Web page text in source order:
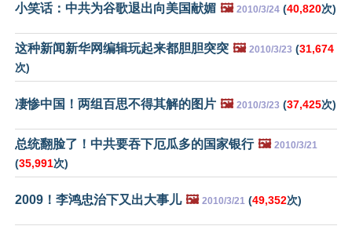
小笑话：中共为谷歌退出向美国献媚 🖼️ 2010/3/24 (40,820次)
这种新闻新华网编辑玩起来都胆胆突突 🖼️ 2010/3/23 (31,674
次)
凄惨中国！两组百思不得其解的图片 🖼️ 2010/3/23 (37,425次)
总统翻脸了！中共要吞下厄瓜多的国家银行 🖼️ 2010/3/21
(35,991次)
2009！李鸿忠治下又出大事儿 🖼️ 2010/3/21 (49,352次)